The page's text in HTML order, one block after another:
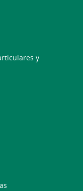
y